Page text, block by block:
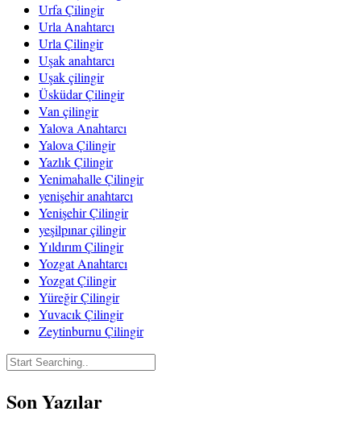
Urfa Çilingir
Urla Anahtarcı
Urla Çilingir
Uşak anahtarcı
Uşak çilingir
Üsküdar Çilingir
Van çilingir
Yalova Anahtarcı
Yalova Çilingir
Yazlık Çilingir
Yenimahalle Çilingir
yenişehir anahtarcı
Yenişehir Çilingir
yeşilpınar çilingir
Yıldırım Çilingir
Yozgat Anahtarcı
Yozgat Çilingir
Yüreğir Çilingir
Yuvacık Çilingir
Zeytinburnu Çilingir
Son Yazılar